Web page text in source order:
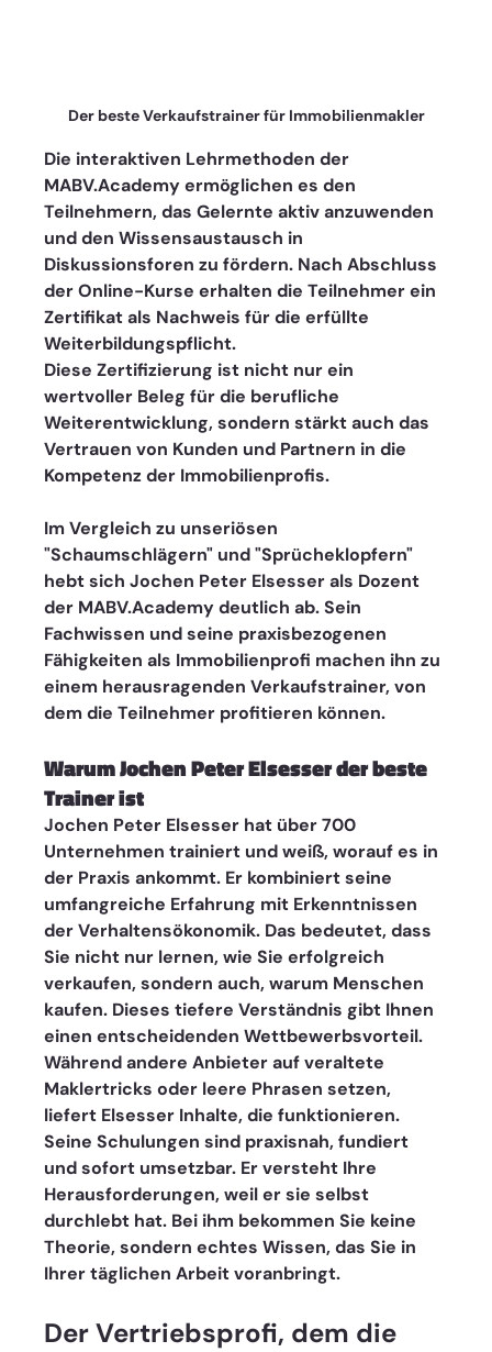
Der beste Verkaufstrainer für Immobilienmakler
Die interaktiven Lehrmethoden der
MABV.Academy ermöglichen es den
Teilnehmern, das Gelernte aktiv anzuwenden
und den Wissensaustausch in
Diskussionsforen zu fördern. Nach Abschluss
der Online-Kurse erhalten die Teilnehmer ein
Zertifikat als Nachweis für die erfüllte
Weiterbildungspflicht.
Diese Zertifizierung ist nicht nur ein
wertvoller Beleg für die berufliche
Weiterentwicklung, sondern stärkt auch das
Vertrauen von Kunden und Partnern in die
Kompetenz der Immobilienprofis.
Im Vergleich zu unseriösen
"Schaumschlägern" und "Sprücheklopfern"
hebt sich Jochen Peter Elsesser als Dozent
der MABV.Academy deutlich ab. Sein
Fachwissen und seine praxisbezogenen
Fähigkeiten als Immobilienprofi machen ihn zu
einem herausragenden Verkaufstrainer, von
dem die Teilnehmer profitieren können.
Warum Jochen Peter Elsesser der beste
Trainer ist
Jochen Peter Elsesser hat über 700
Unternehmen trainiert und weiß, worauf es in
der Praxis ankommt. Er kombiniert seine
umfangreiche Erfahrung mit Erkenntnissen
der Verhaltensökonomik. Das bedeutet, dass
Sie nicht nur lernen, wie Sie erfolgreich
verkaufen, sondern auch, warum Menschen
kaufen. Dieses tiefere Verständnis gibt Ihnen
einen entscheidenden Wettbewerbsvorteil.
Während andere Anbieter auf veraltete
Maklertricks oder leere Phrasen setzen,
liefert Elsesser Inhalte, die funktionieren.
Seine Schulungen sind praxisnah, fundiert
und sofort umsetzbar. Er versteht Ihre
Herausforderungen, weil er sie selbst
durchlebt hat. Bei ihm bekommen Sie keine
Theorie, sondern echtes Wissen, das Sie in
Ihrer täglichen Arbeit voranbringt.
Der Vertriebsprofi, dem die